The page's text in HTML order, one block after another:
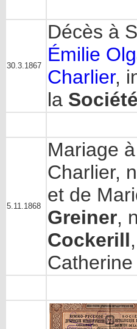
30.3.1867
Décès à
Émilie
Charlier,
la
5.11.1868
Mariage
Charlier,
et de
Greiner,
Cockerill